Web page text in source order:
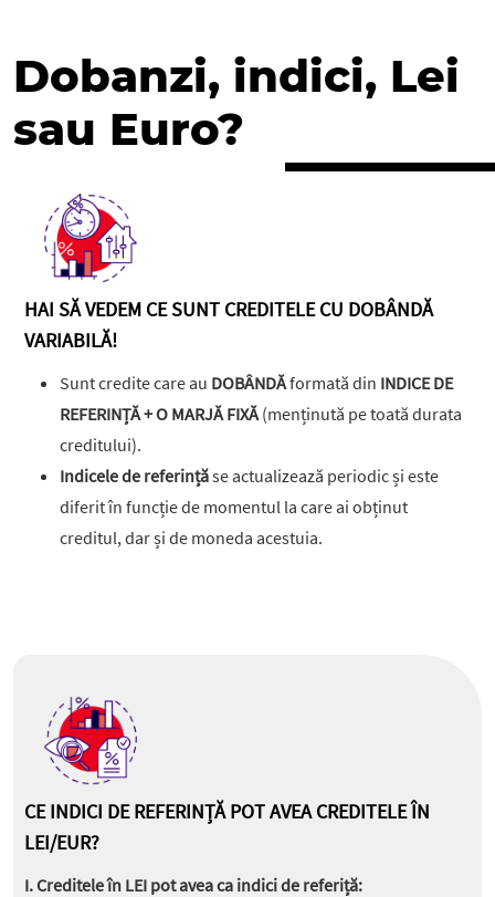
Dobanzi, indici, Lei
sau Euro?
HAI SĂ VEDEM CE SUNT CREDITELE CU DOBÂNDĂ
VARIABILĂ!
Sunt credite care au DOBÂNDĂformată din INDICE DE
REFERINȚĂ + O MARJĂ FIXĂ(menținută pe toată durata
creditului).
Indicele de referințăse actualizează periodic și este
diferit în funcție de momentul la care ai obținut
creditul, dar și de moneda acestuia.
CE INDICI DE REFERINȚĂ POT AVEA CREDITELE ÎN
LEI/EUR?
I. Creditele în LEI pot avea ca indici de referiță: